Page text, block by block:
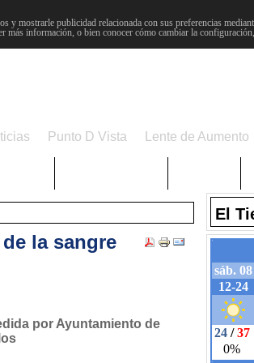
mostrarle publicidad relacionada con sus preferencias
más información, o bien conocer cómo cambiar la
Punto D Vista Lente de Aumento
la sangre
El